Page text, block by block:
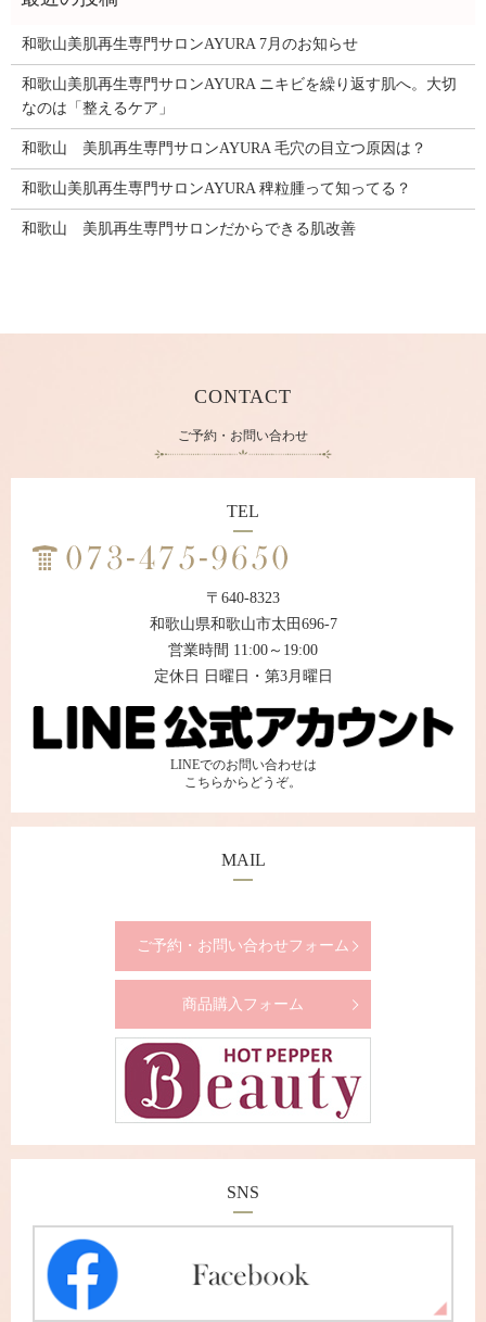
和歌山美肌再生専門サロンAYURA 7月のお知らせ
和歌山美肌再生専門サロンAYURA ニキビを繰り返す肌へ。大切
なのは「整えるケア」
和歌山 美肌再生専門サロンAYURA 毛穴の目立つ原因は？
和歌山美肌再生専門サロンAYURA 稗粒腫って知ってる？
和歌山 美肌再生専門サロンだからできる肌改善
CONTACT
ご予約・お問い合わせ
TEL
〒640-8323
和歌山県和歌山市太田696-7
営業時間 11:00～19:00
定休日 日曜日・第3月曜日
LINEでのお問い合わせは
こちらからどうぞ。
MAIL
ご予約・お問い合わせフォーム
商品購入フォーム
SNS